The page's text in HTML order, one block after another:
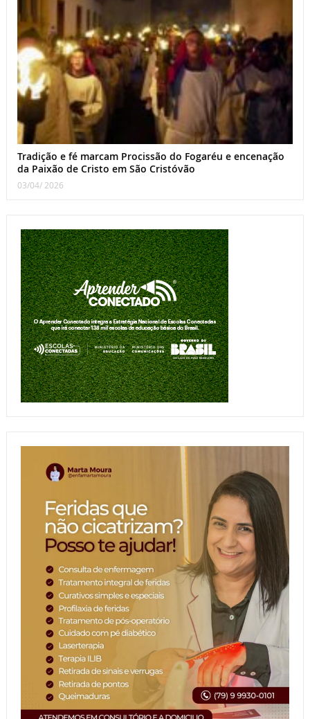
Tradição e fé marcam Procissão do Fogaréu e encenação
da Paixão de Cristo em São Cristóvão
03/04/ 2026